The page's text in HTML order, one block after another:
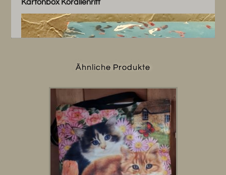
Kartonbox Korallenriff
Ähnliche Produkte